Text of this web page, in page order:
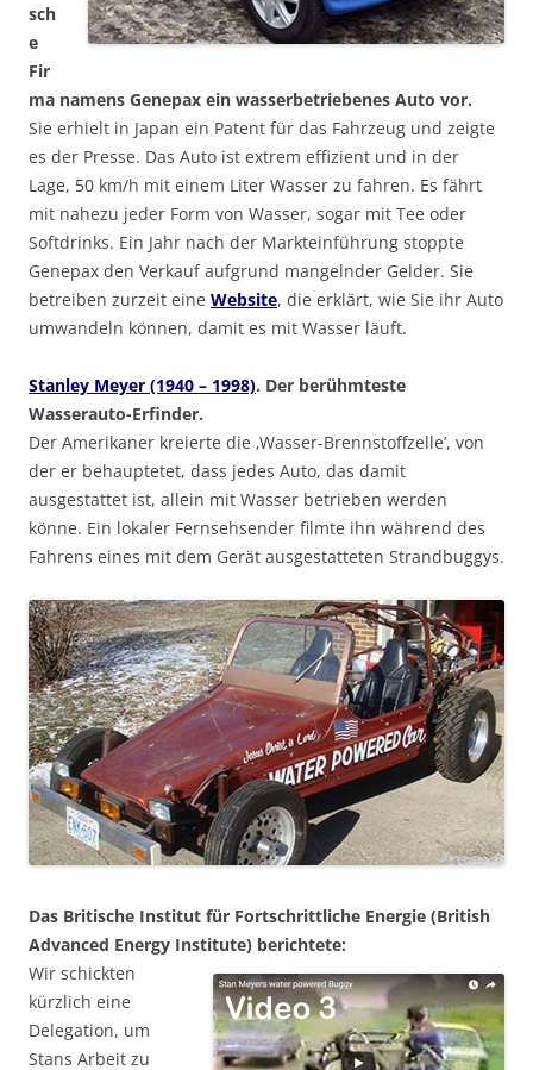
sch
e
Fir
ma namens Genepax ein wasserbetriebenes Auto vor.
Sie erhielt in Japan ein Patent für das Fahrzeug und zeigte
es der Presse. Das Auto ist extrem effizient und in der
Lage, 50 km/h mit einem Liter Wasser zu fahren. Es fährt
mit nahezu jeder Form von Wasser, sogar mit Tee oder
Softdrinks. Ein Jahr nach der Markteinführung stoppte
Genepax den Verkauf aufgrund mangelnder Gelder. Sie
betreiben zurzeit eine Website, die erklärt, wie Sie ihr Auto
umwandeln können, damit es mit Wasser läuft.
Stanley Meyer (1940 – 1998). Der berühmteste
Wasserauto-Erfinder.
Der Amerikaner kreierte die ‚Wasser-Brennstoffzelle’, von
der er behauptetet, dass jedes Auto, das damit
ausgestattet ist, allein mit Wasser betrieben werden
könne. Ein lokaler Fernsehsender filmte ihn während des
Fahrens eines mit dem Gerät ausgestatteten Strandbuggys.
Das Britische Institut für Fortschrittliche Energie (British
Advanced Energy Institute) berichtete:
Wir schickten
kürzlich eine
Delegation, um
Stans Arbeit zu